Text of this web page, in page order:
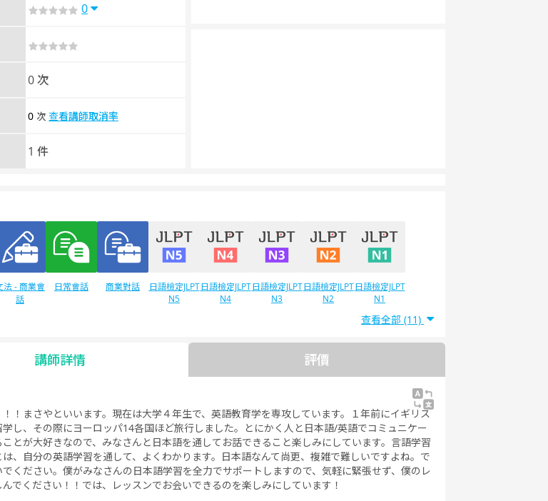
0
0 次
0 次 查看講師取消率
1 件
法 - 商業會
話
日常會話 商業對話
日語檢定JLPT
N5
日語檢定JLPT
N4
日語檢定JLPT
N3
日語檢定JLPT
N2
日語檢定JLPT
N1
查看全部 (11)
講師詳情 評價
！！まさやといいます。現在は大学４年生で、英語教育学を専攻しています。１年前にイギリス
学し、その際にヨーロッパ14各国ほど旅行しました。とにかく人と日本語/英語でコミュニケー
とが大好きなので、みなさんと日本語を通してお話できること楽しみにしています。言語学習
、自分の英語学習を通して、よくわかります。日本語なんて尚更、複雑で難しいですよね。で
ください。僕がみなさんの日本語学習を全力でサポートしますので、気軽に緊張せず、僕のレ
でください！！では、レッスンでお会いできるのを楽しみにしています！